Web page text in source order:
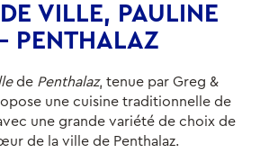
VILLE, PAULINE
PENTHALAZ
de Penthalaz, tenue par Greg &
une cuisine traditionnelle de
une grande variété de choix de
de la ville de Penthalaz.